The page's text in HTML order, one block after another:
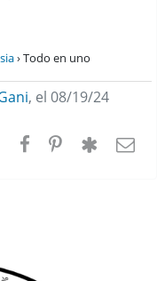
› Todo en uno
, el 08/19/24